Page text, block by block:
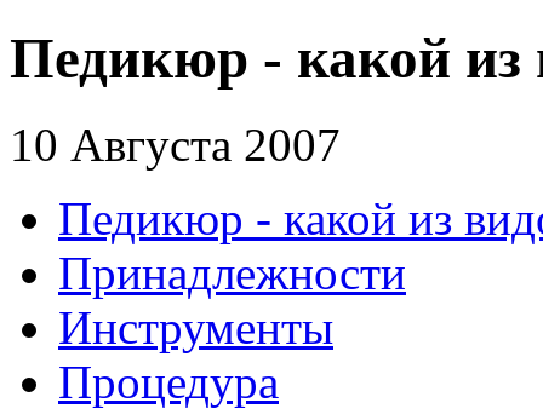
Педикюр - какой из
10 Августа 2007
Педикюр - какой из
Принадлежности
Инструменты
Процедура